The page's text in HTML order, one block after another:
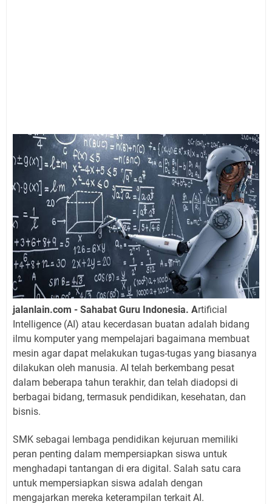
jalanlain.com - Sahabat Guru Indonesia. Artificial
Intelligence (AI) atau kecerdasan buatan adalah bidang
ilmu komputer yang mempelajari bagaimana membuat
mesin agar dapat melakukan tugas-tugas yang biasanya
dilakukan oleh manusia. AI telah berkembang pesat
dalam beberapa tahun terakhir, dan telah diadopsi di
berbagai bidang, termasuk pendidikan, kesehatan, dan
bisnis.
SMK sebagai lembaga pendidikan kejuruan memiliki
peran penting dalam mempersiapkan siswa untuk
menghadapi tantangan di era digital. Salah satu cara
untuk mempersiapkan siswa adalah dengan
mengajarkan mereka keterampilan terkait AI.